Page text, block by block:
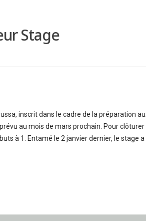
Stage
inscrit dans le cadre de la préparation
au mois de mars prochain. Pour
à 1. Entamé le 2 janvier dernier, le stage